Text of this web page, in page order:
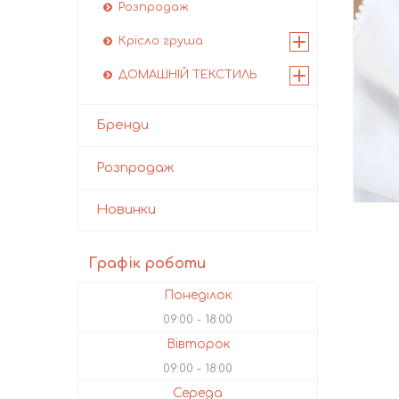
Розпродаж
Крісло груша
ДОМАШНІЙ ТЕКСТИЛЬ
Бренди
Розпродаж
Новинки
Графік роботи
Понеділок
09:00 18:00
Вівторок
09:00 18:00
Середа